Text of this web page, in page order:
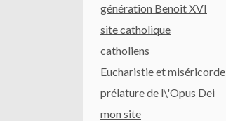
génération Benoît XVI
site catholique
catholiens
Eucharistie et miséricorde
prélature de l\'Opus Dei
mon site